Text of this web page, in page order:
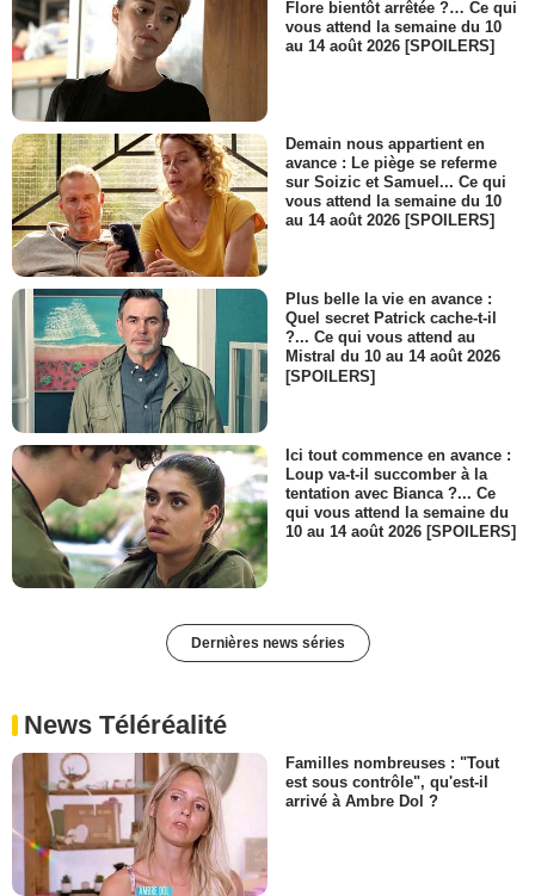
Flore bientôt arrêtée ?… Ce qui
vous attend la semaine du 10
au 14 août 2026 [SPOILERS]
Demain nous appartient en
avance : Le piège se referme
sur Soizic et Samuel... Ce qui
vous attend la semaine du 10
au 14 août 2026 [SPOILERS]
Plus belle la vie en avance :
Quel secret Patrick cache-t-il
?... Ce qui vous attend au
Mistral du 10 au 14 août 2026
[SPOILERS]
Ici tout commence en avance :
Loup va-t-il succomber à la
tentation avec Bianca ?... Ce
qui vous attend la semaine du
10 au 14 août 2026 [SPOILERS]
Dernières news séries
News Téléréalité
Familles nombreuses : "Tout
est sous contrôle", qu'est-il
arrivé à Ambre Dol ?